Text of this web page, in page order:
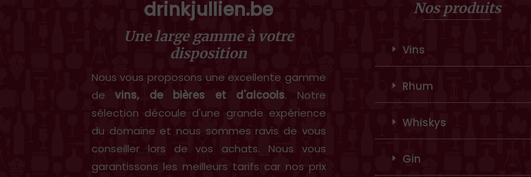
drinkjullien.be
Une large gamme à votre
disposition
Nous vous proposons une excellente gamme
devins, de bières et d'alcools. Notre
sélection découle d'une grande expérience
du domaine et nous sommes ravis de vous
conseiller lors de vos achats. Nous vous
garantissons les meilleurs tarifs car nos prix
Nos produits
Vins
Rhum
Whiskys
Gin